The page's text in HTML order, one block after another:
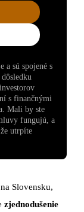
a sú spojené s
s finančnými
Mali by ste
fungujú, a
utrpíte
Slovensku,
zjednodušenie